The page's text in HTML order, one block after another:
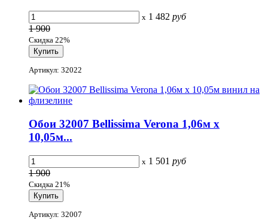
x 1 482 руб
1 900
Скидка 22%
Артикул: 32022
Обои 32007 Bellissima Verona 1,06м х
10,05м...
x 1 501 руб
1 900
Скидка 21%
Артикул: 32007